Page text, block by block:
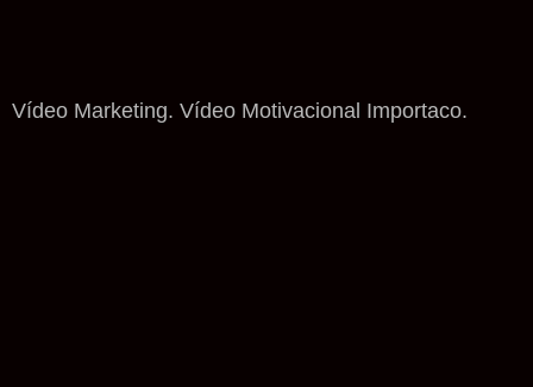
Vídeo Marketing. Vídeo Motivacional Importaco.